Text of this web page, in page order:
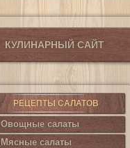
КУЛИНАРНЫЙ САЙТ
РЕЦЕПТЫ САЛАТОВ
Овощные салаты
Мясные салаты